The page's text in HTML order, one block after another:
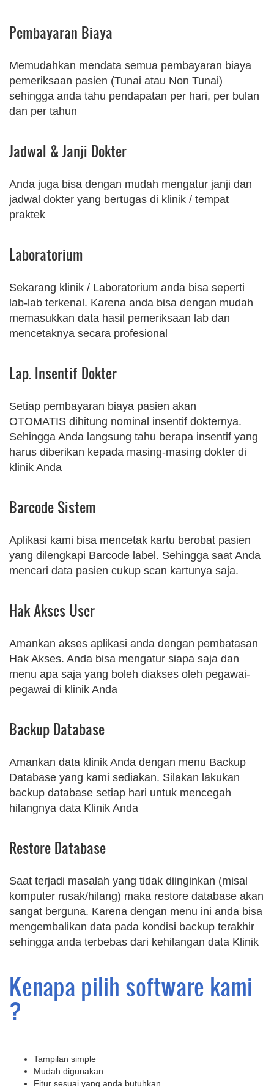
Pembayaran Biaya
Memudahkan mendata semua pembayaran biaya
pemeriksaan pasien (Tunai atau Non Tunai)
sehingga anda tahu pendapatan per hari, per bulan
dan per tahun
Jadwal & Janji Dokter
Anda juga bisa dengan mudah mengatur janji dan
jadwal dokter yang bertugas di klinik / tempat
praktek
Laboratorium
Sekarang klinik / Laboratorium anda bisa seperti
lab-lab terkenal. Karena anda bisa dengan mudah
memasukkan data hasil pemeriksaan lab dan
mencetaknya secara profesional
Lap. Insentif Dokter
Setiap pembayaran biaya pasien akan
OTOMATIS dihitung nominal insentif dokternya.
Sehingga Anda langsung tahu berapa insentif yang
harus diberikan kepada masing-masing dokter di
klinik Anda
Barcode Sistem
Aplikasi kami bisa mencetak kartu berobat pasien
yang dilengkapi Barcode label. Sehingga saat Anda
mencari data pasien cukup scan kartunya saja.
Hak Akses User
Amankan akses aplikasi anda dengan pembatasan
Hak Akses. Anda bisa mengatur siapa saja dan
menu apa saja yang boleh diakses oleh pegawai-
pegawai di klinik Anda
Backup Database
Amankan data klinik Anda dengan menu Backup
Database yang kami sediakan. Silakan lakukan
backup database setiap hari untuk mencegah
hilangnya data Klinik Anda
Restore Database
Saat terjadi masalah yang tidak diinginkan (misal
komputer rusak/hilang) maka restore database akan
sangat berguna. Karena dengan menu ini anda bisa
mengembalikan data pada kondisi backup terakhir
sehingga anda terbebas dari kehilangan data Klinik
Kenapa pilih software kami
?
Tampilan simple
Mudah digunakan
Fitur sesuai yang anda butuhkan